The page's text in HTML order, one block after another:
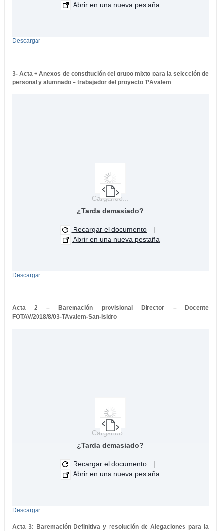
Abrir en una nueva pestaña
Descargar
3- Acta + Anexos de constitución del grupo mixto para la selección de
personal y alumnado – trabajador del proyecto T’Avalem
Cargando...
¿Tarda demasiado?
Recargar el documento
|
Abrir en una nueva pestaña
Descargar
Acta 2 – Baremación provisional Director – Docente
FOTAV/2018/8/03-TAvalem-San-Isidro
Cargando...
¿Tarda demasiado?
Recargar el documento
|
Abrir en una nueva pestaña
Descargar
Acta 3: Baremación Definitiva y resolución de Alegaciones para la